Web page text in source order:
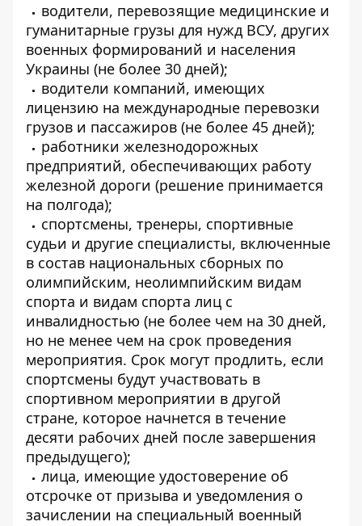
водители, перевозящие медицинские и
гуманитарные грузы для нужд ВСУ, других
военных формирований и населения
Украины (не более 30 дней);
водители компаний, имеющих
лицензию на международные перевозки
грузов и пассажиров (не более 45 дней);
работники железнодорожных
предприятий, обеспечивающих работу
железной дороги (решение принимается
на полгода);
спортсмены, тренеры, спортивные
судьи и другие специалисты, включенные
в состав национальных сборных по
олимпийским, неолимпийским видам
спорта и видам спорта лиц с
инвалидностью (не более чем на 30 дней,
но не менее чем на срок проведения
мероприятия. Срок могут продлить, если
спортсмены будут участвовать в
спортивном мероприятии в другой
стране, которое начнется в течение
десяти рабочих дней после завершения
предыдущего);
лица, имеющие удостоверение об
отсрочке от призыва и уведомления о
зачислении на специальный военный